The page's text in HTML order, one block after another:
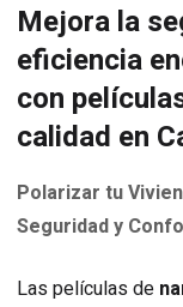
Mejora la
eficiencia
con
calidad en
Polarizar tu
Seguridad y
Las películas de